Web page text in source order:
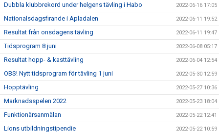
Dubbla klubbrekord under helgens tävling i Habo 2022-06-16 17:05
Nationalsdagsfirande i Apladalen 2022-06-11 19:52
Resultat från onsdagens tävling 2022-06-11 19:47
Tidsprogram 8 juni 2022-06-08 05:17
Resultat hopp- & kasttävling 2022-06-04 12:54
OBS! Nytt tidsprogram för tävling 1 juni 2022-05-30 12:59
Hopptävling 2022-05-27 10:36
Marknadsspelen 2022 2022-05-23 18:04
Funktionärsanmälan 2022-05-22 12:41
Lions utbildningstipendie 2022-05-22 10:59